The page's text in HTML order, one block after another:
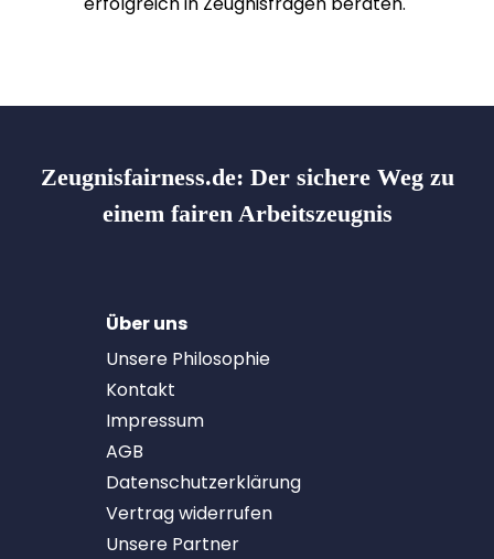
Zeugnisfairness.de: Der sichere Weg zu
einem fairen Arbeitszeugnis
Über uns
Unsere Philosophie
Kontakt
Impressum
AGB
Datenschutzerklärung
Vertrag widerrufen
Unsere Partner